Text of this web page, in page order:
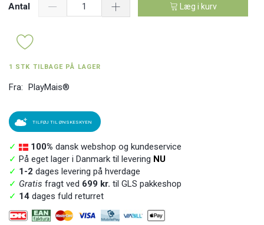
Antal Læg i kurv
1 STK TILBAGE PÅ LAGER
Fra: PlayMais®
TILFØJ TIL ØNSKESKYEN
✓ 100% dansk webshop og kundeservice
✓ På eget lager i Danmark til levering NU
✓ 1-2 dages levering på hverdage
✓ Gratis fragt ved 699 kr. til GLS pakkeshop
✓ 14 dages fuld returret